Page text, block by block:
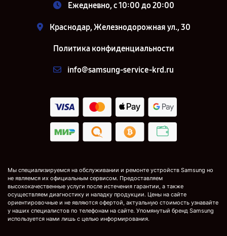
Ежедневно, с 10:00 до 20:00
Краснодар, Железнодорожная ул., 30
Политика конфиденциальности
info@samsung-service-krd.ru
Мы специализируемся на обслуживании и ремонте устройств Samsung но
не являемся их официальным сервисом. Предоставляем
высококачественные услуги после истечения гарантии, а также
осуществляем диагностику и наладку продукции. Цены на сайте
ориентировочные и не являются офертой, актуальную стоимость узнавайте
у наших специалистов по телефонам на сайте. Упомянутый бренд Samsung
используется нами лишь с целью информирования.